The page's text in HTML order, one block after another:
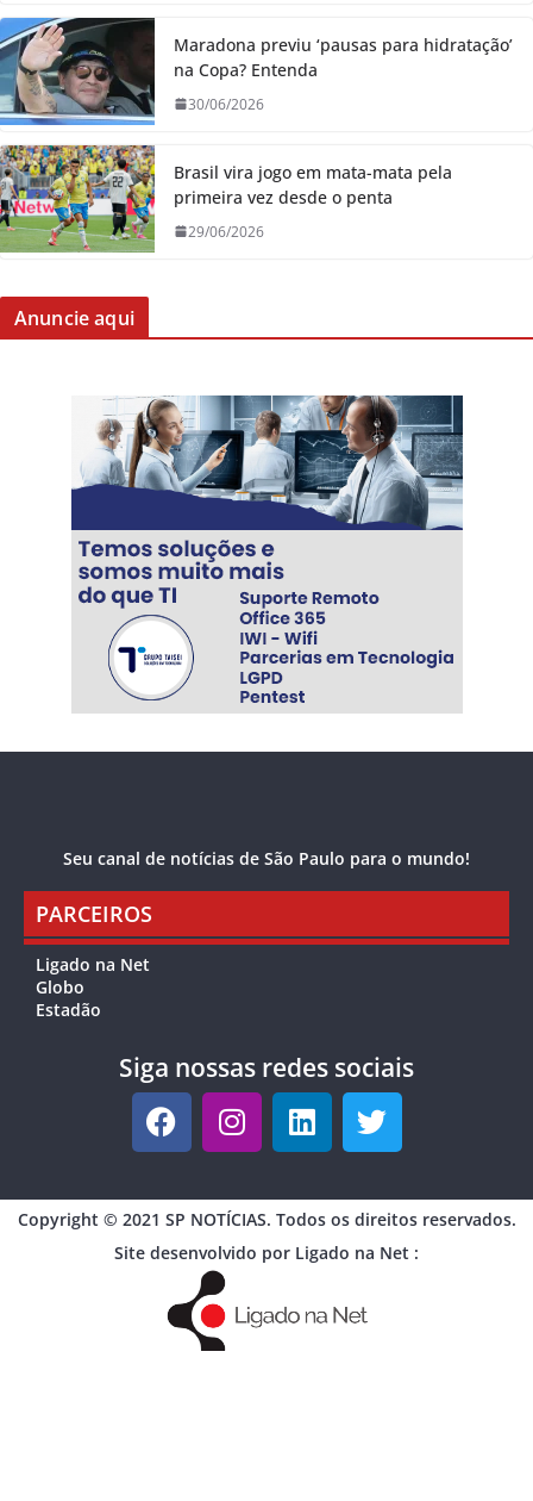
Maradona previu ‘pausas para hidratação’
na Copa? Entenda
30/06/2026
Brasil vira jogo em mata-mata pela
primeira vez desde o penta
29/06/2026
Anuncie aqui
Seu canal de notícias de São Paulo para o mundo!
PARCEIROS
Ligado na Net
Globo
Estadão
Siga nossas redes sociais
Copyright © 2021 SP NOTÍCIAS. Todos os direitos reservados.
Site desenvolvido por Ligado na Net :